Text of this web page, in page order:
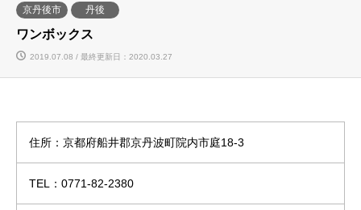
京丹後市
丹後
ワンボックス
2019.07.08 / 最終更新日：2020.03.27
住所：京都府船井郡京丹波町院内市庭18-3
TEL：0771-82-2380